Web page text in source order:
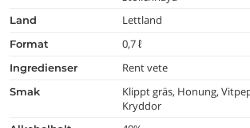
land Lettland
format 0,7 ℓ
ingredienser Rent vete
smak
Klippt gräs, Honung,
Kryddor